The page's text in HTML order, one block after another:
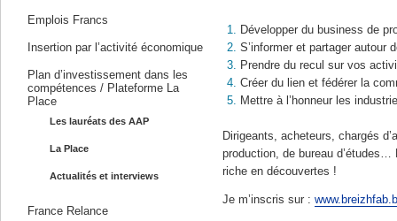
Emplois Francs
Insertion par l’activité économique
Plan d’investissement dans les
compétences / Plateforme La
Place
Les lauréats des AAP
La Place
Actualités et interviews
France Relance
Développer du business de
S’informer et partager autour
Prendre du recul sur vos
Créer du lien et fédérer la
Mettre à l’honneur les
Dirigeants, acheteurs, chargés
production, de bureau
riche en découvertes !
Je m’inscris sur :